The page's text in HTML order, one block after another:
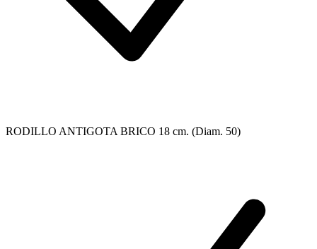
RODILLO ANTIGOTA BRICO 18 cm. (Diam. 50)